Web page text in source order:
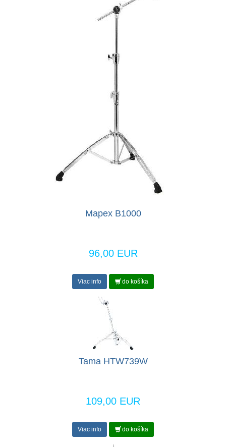
Mapex B1000
96,00 EUR
Viac info do košíka
Tama HTW739W
109,00 EUR
Viac info do košíka